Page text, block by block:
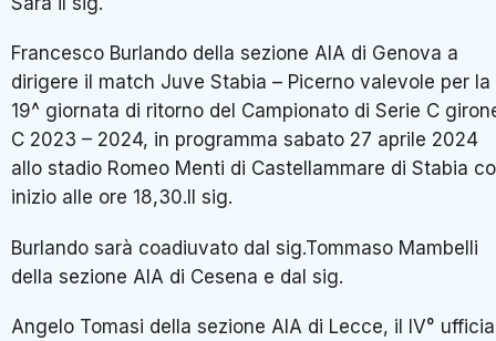
Francesco Burlando della sezione AIA di Genova a
dirigere il match Juve Stabia – Picerno valevole per la
19^ giornata di ritorno del Campionato di Serie C
C 2023 – 2024, in programma sabato 27 aprile 2024
allo stadio Romeo Menti di Castellammare di Stabia
inizio alle ore 18,30.Il sig.
Burlando sarà coadiuvato dal sig.Tommaso Mambelli
della sezione AIA di Cesena e dal sig.
Angelo Tomasi della sezione AIA di Lecce, il IV°